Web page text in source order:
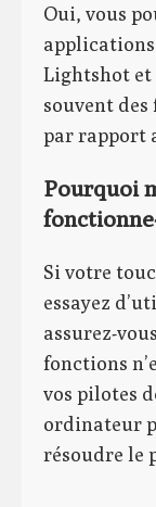
Oui, vous
Lightshot et
souvent
par rapport
Pourquoi
Si votre
essayez
assurez-
fonctions
vos pilotes
ordinateur
résoudre le